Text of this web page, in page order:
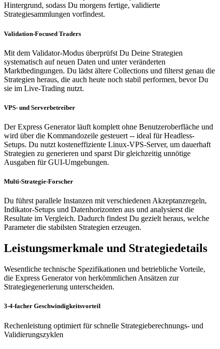
Hintergrund, sodass Du morgens fertige, validierte
Strategiesammlungen vorfindest.
Validation-Focused Traders
Mit dem Validator-Modus überprüfst Du Deine Strategien
systematisch auf neuen Daten und unter veränderten
Marktbedingungen. Du lädst ältere Collections und filterst genau die
Strategien heraus, die auch heute noch stabil performen, bevor Du
sie im Live-Trading nutzt.
VPS- und Serverbetreiber
Der Express Generator läuft komplett ohne Benutzeroberfläche und
wird über die Kommandozeile gesteuert -- ideal für Headless-
Setups. Du nutzt kosteneffiziente Linux-VPS-Server, um dauerhaft
Strategien zu generieren und sparst Dir gleichzeitig unnötige
Ausgaben für GUI-Umgebungen.
Multi-Strategie-Forscher
Du führst parallele Instanzen mit verschiedenen Akzeptanzregeln,
Indikator-Setups und Datenhorizonten aus und analysierst die
Resultate im Vergleich. Dadurch findest Du gezielt heraus, welche
Parameter die stabilsten Strategien erzeugen.
Leistungsmerkmale und Strategiedetails
Wesentliche technische Spezifikationen und betriebliche Vorteile,
die Express Generator von herkömmlichen Ansätzen zur
Strategiegenerierung unterscheiden.
3-4-facher Geschwindigkeitsvorteil
Rechenleistung optimiert für schnelle Strategieberechnungs- und
Validierungszyklen